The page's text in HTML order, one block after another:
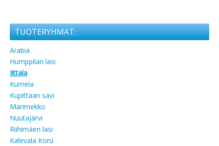
TUOTERYHMÄT:
Arabia
Humppilan lasi
Iittala
Kumela
Kupittaan savi
Marimekko
Nuutajärvi
Riihimäen lasi
Kalevala Koru